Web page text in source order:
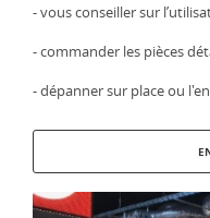
- vous conseiller sur
- commander les pièces
- dépanner sur place ou